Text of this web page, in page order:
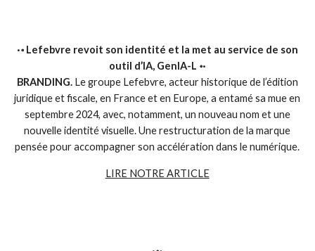
·॰ Lefebvre revoit son identité et la met au service de son
outil d’IA, GenIA-L ॰·
BRANDING.Le groupe Lefebvre, acteur historique de l’édition
juridique et fiscale, en France et en Europe, a entamé sa mue en
septembre 2024, avec, notamment, un nouveau nom et une
nouvelle identité visuelle. Une restructuration de la marque
pensée pour accompagner son accélération dans le numérique.
LIRE NOTRE ARTICLE